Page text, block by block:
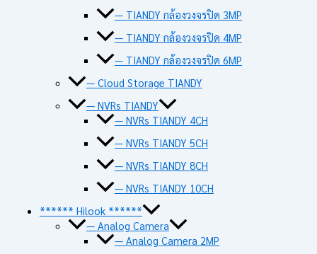
— TIANDY กล้องวงจรปิด 3MP
— TIANDY กล้องวงจรปิด 4MP
— TIANDY กล้องวงจรปิด 6MP
— Cloud Storage TIANDY
— NVRs TIANDY
— NVRs TIANDY 4CH
— NVRs TIANDY 5CH
— NVRs TIANDY 8CH
— NVRs TIANDY 10CH
****** Hilook ******
— Analog Camera
— Analog Camera 2MP